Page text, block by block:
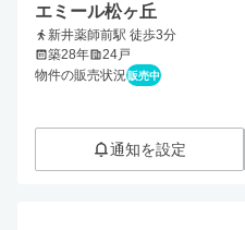
エミール松ヶ丘
新井薬師前駅 徒歩3分
築28年
24戸
物件の販売状況販売中
通知を設定